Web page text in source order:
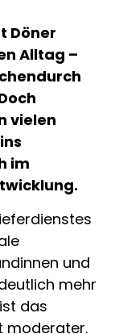
Döner
Alltag –
vielen
im
und
mehr
das
moderater.